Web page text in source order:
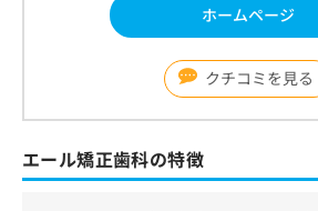
ホームページ
クチコミを見る
エール矯正歯科の特徴